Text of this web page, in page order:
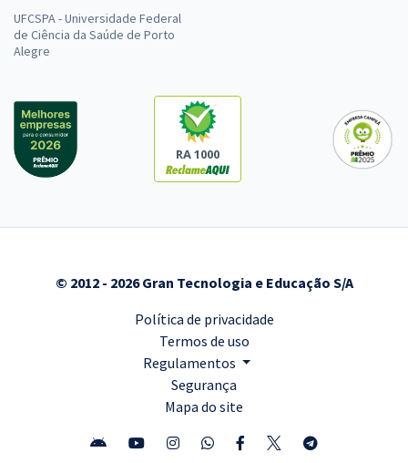
UFCSPA - Universidade Federal
de Ciência da Saúde de Porto
Alegre
RA 1000
© 2012 - 2026 Gran Tecnologia e Educação S/A
Política de privacidade
Termos de uso
Regulamentos
Segurança
Mapa do site